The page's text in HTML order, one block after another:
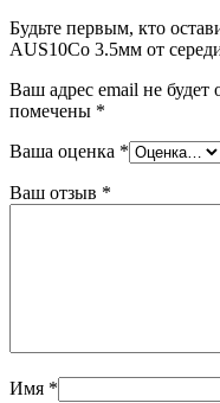
Будьте первым, кто
AUS10Co 3.5мм от
Ваш адрес email не будет
помечены *
Ваша оценка *
Ваш отзыв *
Имя *